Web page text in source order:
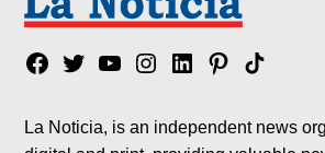
Facebook
TwitterYouTubeInstagram
LinkedinPinterest
Tik
La Noticia, is an independent news